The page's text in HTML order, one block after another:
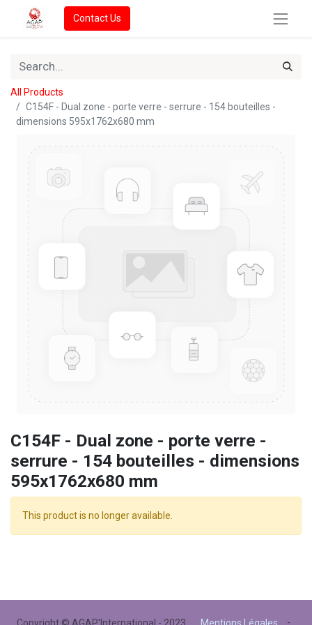
Contact Us
All Products
C154F - Dual zone - porte verre - serrure - 154 bouteilles -
dimensions 595x1762x680 mm
C154F - Dual zone - porte verre -
serrure - 154 bouteilles - dimensions
595x1762x680 mm
This product is no longer available.
-